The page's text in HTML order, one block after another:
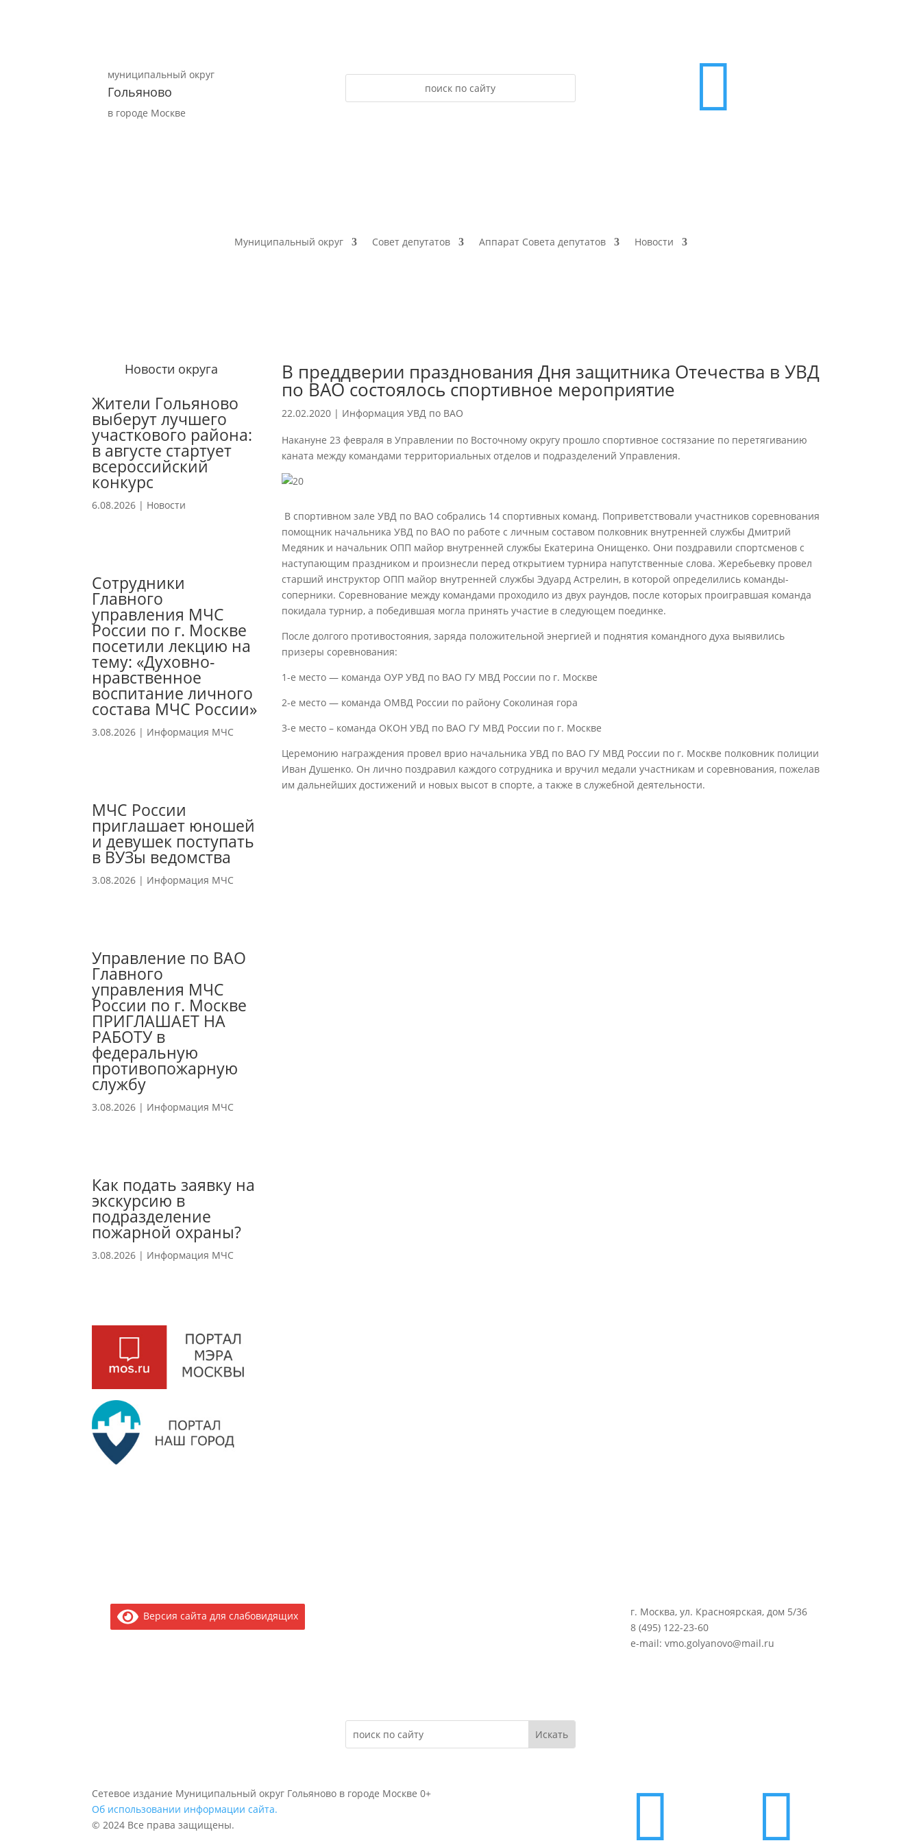
муниципальный округ
Гольяново
в городе Москве 
Муниципальный округ Совет депутатов Аппарат Совета депутатов Новости
Новости округа
Жители Гольяново
выберут лучшего
участкового района:
в августе стартует
всероссийский
конкурс
6.08.2026 | Новости
Сотрудники
Главного
управления МЧС
России по г. Москве
посетили лекцию на
тему: «Духовно-
нравственное
воспитание личного
состава МЧС России»
3.08.2026 | Информация МЧС
МЧС России
приглашает юношей
и девушек поступать
в ВУЗы ведомства
3.08.2026 | Информация МЧС
Управление по ВАО
Главного
управления МЧС
России по г. Москве
ПРИГЛАШАЕТ НА
РАБОТУ в
федеральную
противопожарную
службу
3.08.2026 | Информация МЧС
Как подать заявку на
экскурсию в
подразделение
пожарной охраны?
3.08.2026 | Информация МЧС
В преддверии празднования Дня защитника Отечества в УВД
по ВАО состоялось спортивное мероприятие
22.02.2020 | Информация УВД по ВАО
Накануне 23 февраля в Управлении по Восточному округу прошло спортивное состязание по перетягиванию
каната между командами территориальных отделов и подразделений Управления.
В спортивном зале УВД по ВАО собрались 14 спортивных команд. Поприветствовали участников соревнования
помощник начальника УВД по ВАО по работе с личным составом полковник внутренней службы Дмитрий
Медяник и начальник ОПП майор внутренней службы Екатерина Онищенко. Они поздравили спортсменов с
наступающим праздником и произнесли перед открытием турнира напутственные слова. Жеребьевку провел
старший инструктор ОПП майор внутренней службы Эдуард Астрелин, в которой определились команды-
соперники. Соревнование между командами проходило из двух раундов, после которых проигравшая команда
покидала турнир, а победившая могла принять участие в следующем поединке.
После долгого противостояния, заряда положительной энергией и поднятия командного духа выявились
призеры соревнования:
1-е место — команда ОУР УВД по ВАО ГУ МВД России по г. Москве
2-е место — команда ОМВД России по району Соколиная гора
3-е место – команда ОКОН УВД по ВАО ГУ МВД России по г. Москве
Церемонию награждения провел врио начальника УВД по ВАО ГУ МВД России по г. Москве полковник полиции
Иван Душенко. Он лично поздравил каждого сотрудника и вручил медали участникам и соревнования, пожелав
им дальнейших достижений и новых высот в спорте, а также в служебной деятельности.
Версия сайта для слабовидящих
г. Москва, ул. Красноярская, дом 5/36
8 (495) 122-23-60
e-mail: vmo.golyanovo@mail.ru
Сетевое издание Муниципальный округ Гольяново в городе Москве 0+
Об использовании информации сайта.
© 2024 Все права защищены.
 